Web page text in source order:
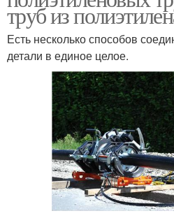
труб из
Есть несколько способов
детали в единое целое.